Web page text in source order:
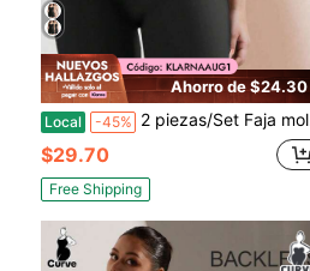
Ahorro de $24.30
Local -45% 2 piezas/Set Faja moldeadora de Body completo sin costuras para mujer, Cinchador de cintura & Levantador de glúteos, Faja moldeadora posparto
$29.70
Free Shipping